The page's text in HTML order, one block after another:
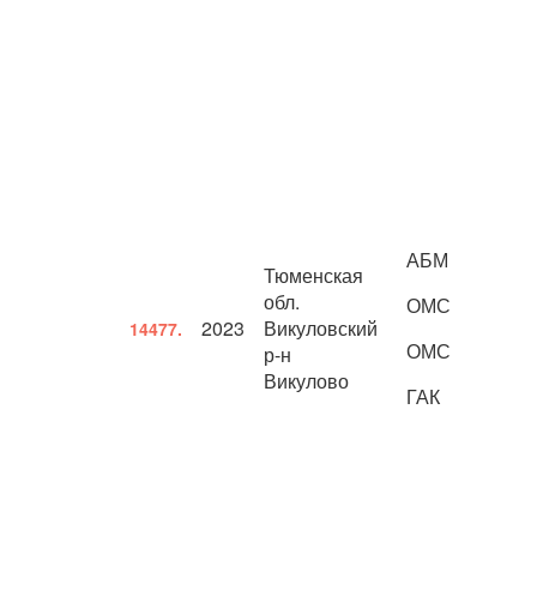
14477. 2023
Тюменская
обл.
Викуловский
р-н
Викулово
АБМ
ОМС
ОМС
ГАК